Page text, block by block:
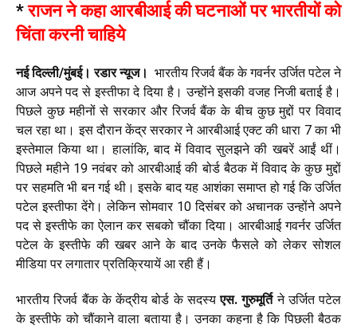
*राजन ने कहा आरबीआई की घटनाओं पर भारतीयों को
चिंता करनी चाहिये
नई दिल्ली/मुंबई। रडार न्यूज। भारतीय रिजर्व बैंक के गवर्नर उर्जित पटेल ने
आज अपने पद से इस्तीफा दे दिया है। उन्होंने इसकी वजह निजी बताई है।
पिछले कुछ महीनों से सरकार और रिजर्व बैंक के बीच कुछ मुद्दों पर विवाद
चल रहा था। इस दौरान केंद्र सरकार ने आरबीआई एक्ट की धारा 7 का भी
इस्तेमाल किया था। हालांकि, बाद में विवाद सुलझने की खबरें आईं थीं।
पिछले महीने 19 नवंबर को आरबीआई की बोर्ड बैठक में विवाद के कुछ मुद्दों
पर सहमति भी बन गई थी। इसके बाद यह आशंका समाप्त हो गई कि उर्जित
पटेल इस्तीफा देंगे। लेकिन सोमवार 10 दिसंबर को अचानक उन्होंने अपने
पद से इस्तीफे का ऐलान कर सबको चौंका दिया। आरबीआई गवर्नर उर्जित
पटेल के इस्तीफे की खबर आने के बाद उनके फैसले को लेकर सोशल
मीडिया पर लगातार प्रतिक्रियायें आ रही हैं।
भारतीय रिजर्व बैंक के केंद्रीय बोर्ड के सदस्यएस. गुरुमूर्तिने उर्जित पटेल
के इस्तीफे को चौंकाने वाला बताया है। उनका कहना है कि पिछली बैठक